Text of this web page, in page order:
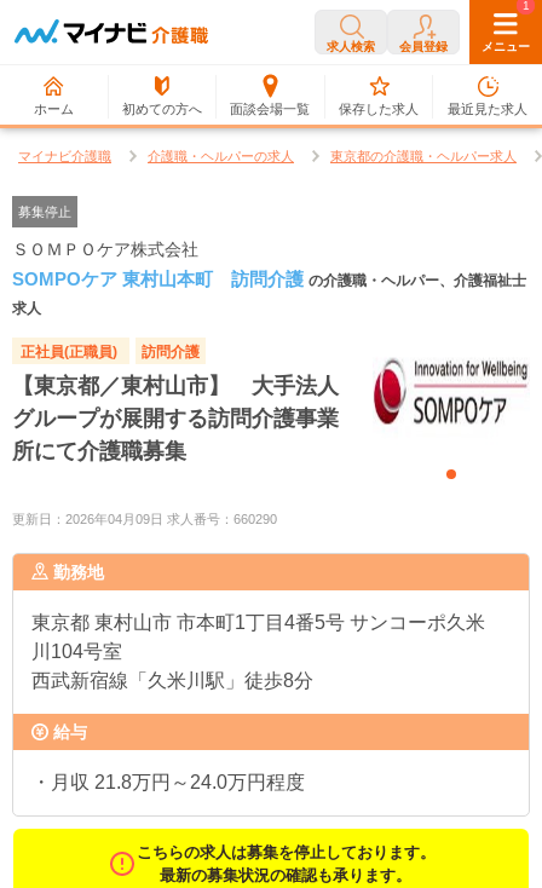
求人検索 会員登録 メニュー
ホーム 初めての方へ 面談会場一覧
0
保存した求人
1
最近見た求人
マイナビ介護職 介護職・ヘルパーの求人 東京都の介護職・ヘルパー求人
募集停止
ＳＯＭＰＯケア株式会社
SOMPOケア 東村山本町 訪問介護 の介護職・ヘルパー、介護福祉士
求人
正社員(正職員) 訪問介護
【東京都／東村山市】 大手法人
グループが展開する訪問介護事業
所にて介護職募集
更新日：2026年04月09日 求人番号：660290
勤務地
東京都 東村山市 市本町1丁目4番5号 サンコーポ久米
川104号室
西武新宿線「久米川駅」徒歩8分
給与
・月収 21.8万円～24.0万円程度
こちらの求人は募集を停止しております。
最新の募集状況の確認も承ります。